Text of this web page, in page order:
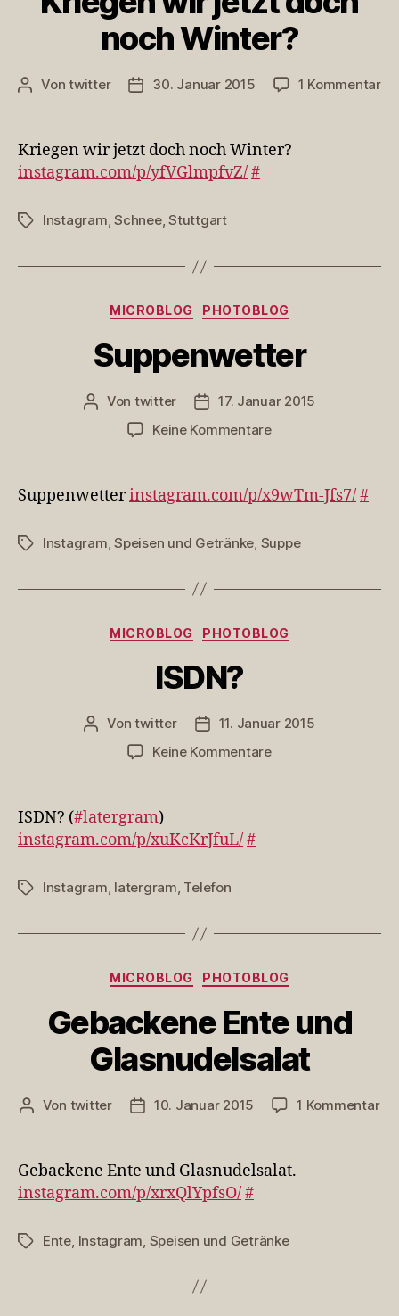
noch Winter?
Beitragsautor
Vontwitter Veröffentlichungsdatum
30. Januar 2015 1 Kommentarzu
Kriegen wir jetzt doch noch Winter?
instagram.com/p/yfVGlmpfvZ/#
Schlagwörter
Instagram,Schnee,Stuttgart
Kategorien
MICROBLOG PHOTOBLOG
Suppenwetter
Beitragsautor
Von twitter Veröffentlichungsdatum
17. Januar 2015
Keine Kommentarezu
Suppenwetterinstagram.com/p/x9wTm-Jfs7/#
Schlagwörter
Instagram,Speisen und Getränke, Suppe
Kategorien
MICROBLOG PHOTOBLOG
ISDN?
Beitragsautor
Vontwitter Veröffentlichungsdatum
11. Januar 2015
Keine Kommentarezu
ISDN? (#latergram)
instagram.com/p/xuKcKrJfuL/#
Schlagwörter
Instagram, latergram, Telefon
Kategorien
MICROBLOG PHOTOBLOG
Gebackene Ente und
Glasnudelsalat
Beitragsautor
Von twitter Veröffentlichungsdatum
10. Januar 2015 1 Kommentarzu
Gebackene Ente und Glasnudelsalat.
instagram.com/p/xrxQlYpfsO/#
Schlagwörter
Ente, Instagram, Speisen und Getränke